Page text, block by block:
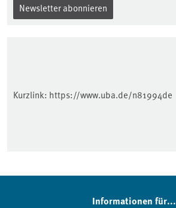
Newsletter abonnieren
Kurzlink: https://www.uba.de/n81994de
Informationen für...